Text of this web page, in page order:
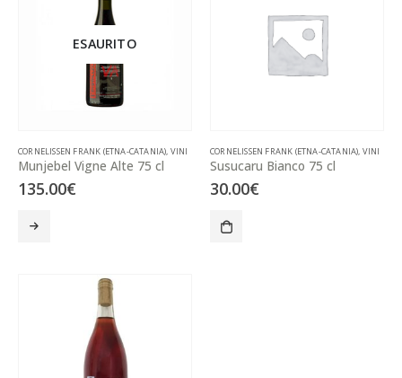
ESAURITO
CORNELISSEN FRANK (ETNA-CATANIA), VINI
Munjebel Vigne Alte 75 cl
135.00€
CORNELISSEN FRANK (ETNA-CATANIA), VINI
Susucaru Bianco 75 cl
30.00€